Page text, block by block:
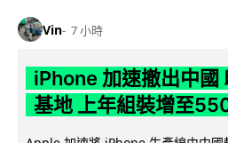
Vin 7 小時
iPhone 加速撤出中國
基地 上年組裝增至